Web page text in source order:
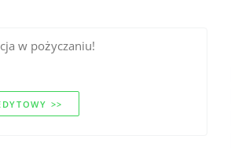
w pożyczaniu!
>>